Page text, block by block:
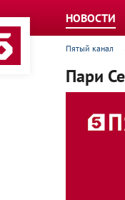
НОВОСТИ
Пятый канал
Пари